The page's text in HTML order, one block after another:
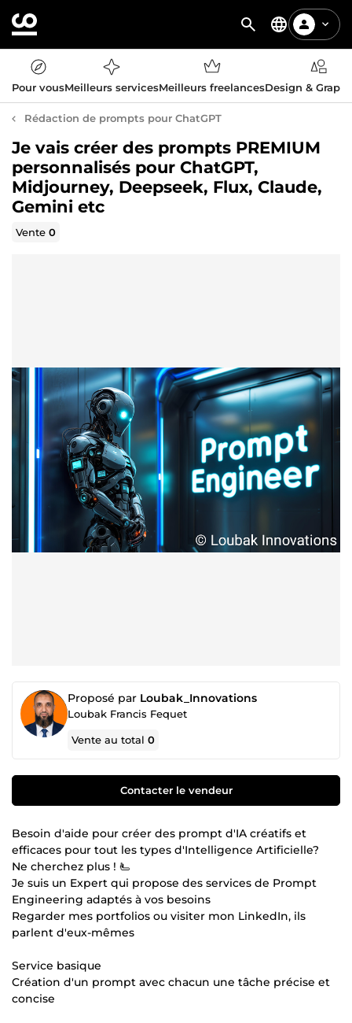
Pour vousMeilleurs servicesMeilleurs freelancesDesign &
Rédaction de prompts pour ChatGPT
Je vais créer des prompts PREMIUM
personnalisés pour ChatGPT,
Midjourney, Deepseek, Flux, Claude,
Gemini etc
Vente0
Proposé par Loubak_Innovations
Loubak Francis Fequet
Vente au total0
Contacter le vendeur
Besoin d'aide pour créer des prompt d'IA créatifs et
efficaces pour tout les types d'Intelligence Artificielle?
Ne cherchez plus ! 🫷
Je suis un Expert qui propose des services de Prompt
Engineering adaptés à vos besoins
Regarder mes portfolios ou visiter mon LinkedIn, ils
parlent d'eux-mêmes
Service basique
Création d'un prompt avec chacun une tâche précise et
concise